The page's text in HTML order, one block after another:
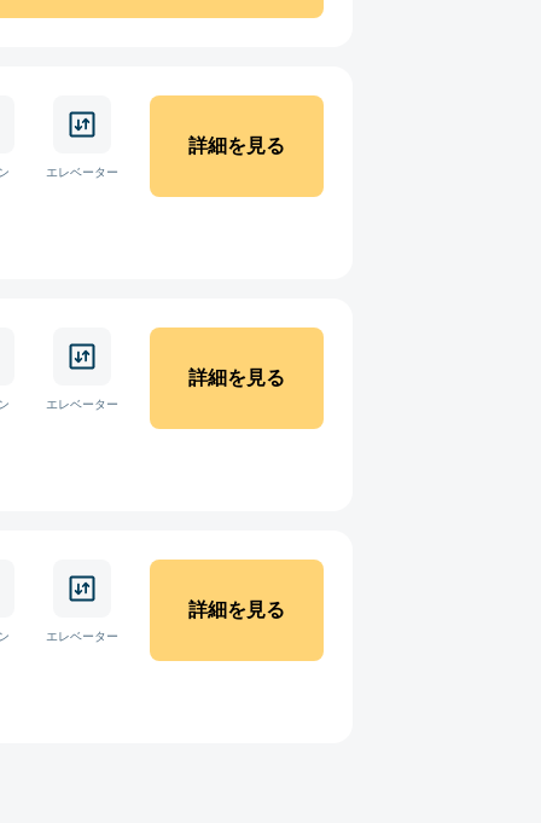
エレベーター
詳細を見る
エレベーター
詳細を見る
エレベーター
詳細を見る